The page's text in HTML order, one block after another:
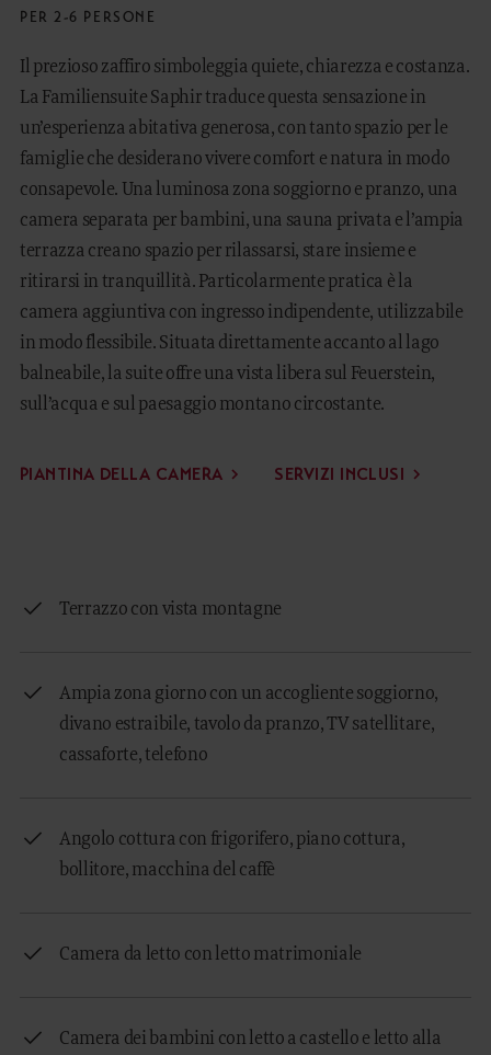
PER 2-6 PERSONE
Il prezioso zaffiro simboleggia quiete, chiarezza e costanza.
La Familiensuite Saphir traduce questa sensazione in
un’esperienza abitativa generosa, con tanto spazio per le
famiglie che desiderano vivere comfort e natura in modo
consapevole. Una luminosa zona soggiorno e pranzo, una
camera separata per bambini, una sauna privata e l’ampia
terrazza creano spazio per rilassarsi, stare insieme e
ritirarsi in tranquillità. Particolarmente pratica è la
camera aggiuntiva con ingresso indipendente, utilizzabile
in modo flessibile. Situata direttamente accanto al lago
balneabile, la suite offre una vista libera sul Feuerstein,
sull’acqua e sul paesaggio montano circostante.
PIANTINA DELLA CAMERA SERVIZI INCLUSI
Terrazzo con vista montagne
Ampia zona giorno con un accogliente soggiorno,
divano estraibile, tavolo da pranzo, TV satellitare,
cassaforte, telefono
Angolo cottura con frigorifero, piano cottura,
bollitore, macchina del caffè
Camera da letto con letto matrimoniale
Camera dei bambini con letto a castello e letto alla